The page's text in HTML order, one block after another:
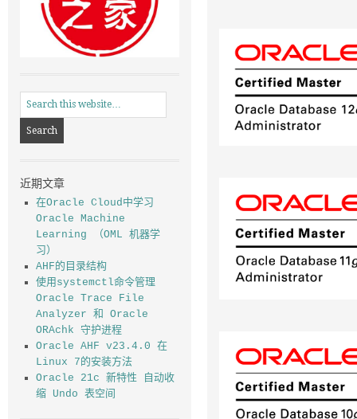
近期文章
在Oracle Cloud中学习
Oracle Machine
Learning （OML 机器学
习）
AHF的目录结构
使用systemctl命令管理
Oracle Trace File
Analyzer 和 Oracle
ORAchk 守护进程
Oracle AHF v23.4.0 在
Linux 7的安装方法
Oracle 21c 新特性 自动收
缩 Undo 表空间